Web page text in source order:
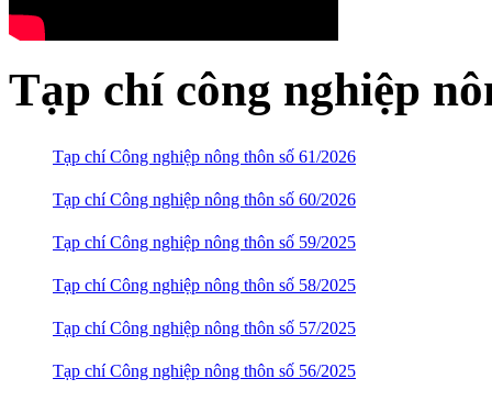
Tạp chí công nghiệp
Tạp chí Công nghiệp nông thôn số 61/2026
Tạp chí Công nghiệp nông thôn số 60/2026
Tạp chí Công nghiệp nông thôn số 59/2025
Tạp chí Công nghiệp nông thôn số 58/2025
Tạp chí Công nghiệp nông thôn số 57/2025
Tạp chí Công nghiệp nông thôn số 56/2025